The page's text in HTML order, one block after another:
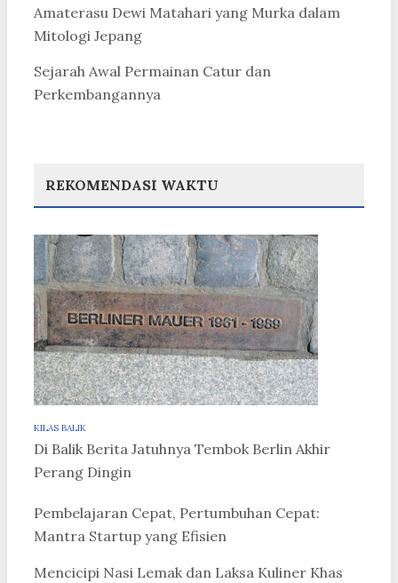
Amaterasu Dewi Matahari yang Murka dalam
Mitologi Jepang
Sejarah Awal Permainan Catur dan
Perkembangannya
REKOMENDASI WAKTU
KILAS BALIK
Di Balik Berita Jatuhnya Tembok Berlin Akhir
Perang Dingin
Pembelajaran Cepat, Pertumbuhan Cepat:
Mantra Startup yang Efisien
Mencicipi Nasi Lemak dan Laksa Kuliner Khas